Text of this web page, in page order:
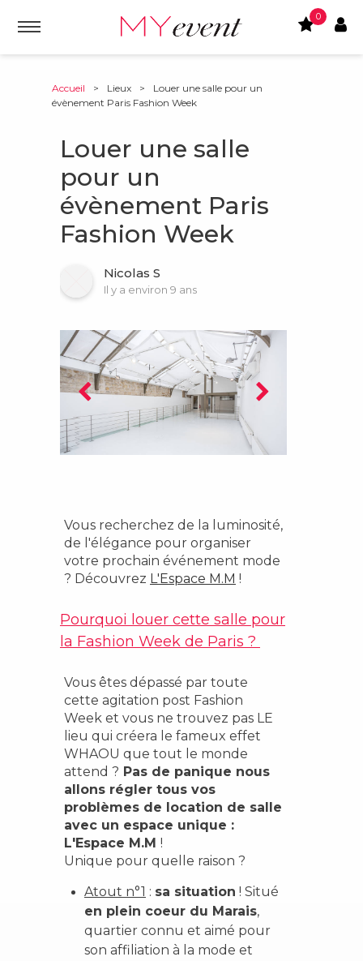
0
Accueil > Lieux >
Louer une salle pour un
évènement Paris Fashion Week
Louer une salle
pour un
évènement Paris
Fashion Week
Nicolas S
Il y a environ 9 ans
Vous recherchez de la luminosité,
de l'élégance pour organiser
votre prochain événement mode
? Découvrez L'Espace M.M !
Pourquoi louer cette salle pour
la Fashion Week de Paris ?
Vous êtes dépassé par toute
cette agitation post Fashion
Week et vous ne trouvez pas LE
lieu qui créera le fameux effet
WHAOU que tout le monde
attend ? Pas de panique nous
allons régler tous vos
problèmes de location de salle
avec un espace unique :
L'Espace M.M !
Unique pour quelle raison ?
Atout n°1 : sa situation ! Situé
en plein coeur du Marais,
quartier connu et aimé pour
son affiliation à la mode et